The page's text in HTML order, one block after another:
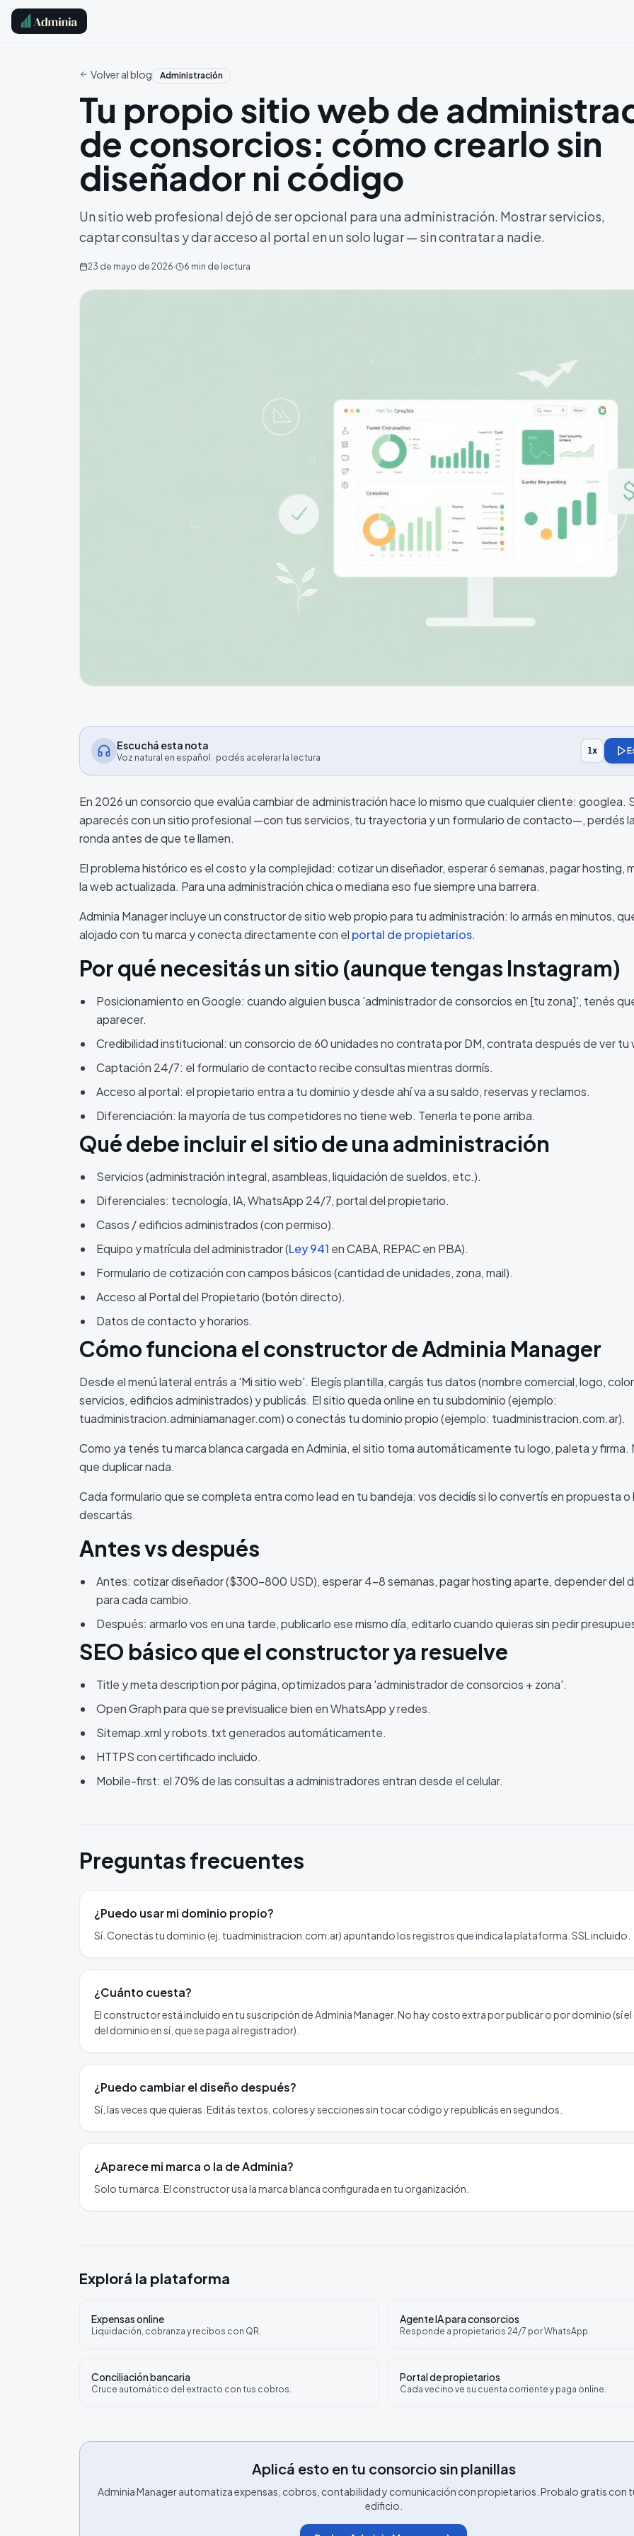
Volver al blog Administración
Tu propio sitio web de
de consorcios: cómo crearlo sin
diseñador ni código
Un sitio web profesional dejó de ser opcional para una administración. Mostrar servicios,
captar consultas y dar acceso al portal en un solo lugar — sin contratar a nadie.
23 de mayo de 2026· 6 min de lectura
Escuchá esta nota
Voz natural en español · podés acelerar la lectura
1x
En 2026 un consorcio que evalúa cambiar de administración hace lo mismo que cualquier cliente: googlea.
aparecés con un sitio profesional —con tus servicios, tu trayectoria y un formulario de contacto—, perdés
ronda antes de que te llamen.
El problema histórico es el costo y la complejidad: cotizar un diseñador, esperar 6 semanas, pagar hosting,
la web actualizada. Para una administración chica o mediana eso fue siempre una barrera.
Adminia Manager incluye un constructor de sitio web propio para tu administración: lo armás en minutos,
alojado con tu marca y conecta directamente con el portal de propietarios.
Por qué necesitás un sitio (aunque tengas Instagram)
Posicionamiento en Google: cuando alguien busca 'administrador de consorcios en [tu zona]', tenés
aparecer.
Credibilidad institucional: un consorcio de 60 unidades no contrata por DM, contrata después de ver tu
Captación 24/7: el formulario de contacto recibe consultas mientras dormís.
Acceso al portal: el propietario entra a tu dominio y desde ahí va a su saldo, reservas y reclamos.
Diferenciación: la mayoría de tus competidores no tiene web. Tenerla te pone arriba.
Qué debe incluir el sitio de una administración
Servicios (administración integral, asambleas, liquidación de sueldos, etc.).
Diferenciales: tecnología, IA, WhatsApp 24/7, portal del propietario.
Casos / edificios administrados (con permiso).
Equipo y matrícula del administrador (Ley 941 en CABA, REPAC en PBA).
Formulario de cotización con campos básicos (cantidad de unidades, zona, mail).
Acceso al Portal del Propietario (botón directo).
Datos de contacto y horarios.
Cómo funciona el constructor de Adminia Manager
Desde el menú lateral entrás a 'Mi sitio web'. Elegís plantilla, cargás tus datos (nombre comercial, logo,
servicios, edificios administrados) y publicás. El sitio queda online en tu subdominio (ejemplo:
tuadministracion.adminiamanager.com) o conectás tu dominio propio (ejemplo: tuadministracion.com.ar).
Como ya tenés tu marca blanca cargada en Adminia, el sitio toma automáticamente tu logo, paleta y firma.
que duplicar nada.
Cada formulario que se completa entra como lead en tu bandeja: vos decidís si lo convertís en propuesta o
descartás.
Antes vs después
Antes: cotizar diseñador ($300-800 USD), esperar 4-8 semanas, pagar hosting aparte, depender del
para cada cambio.
Después: armarlo vos en una tarde, publicarlo ese mismo día, editarlo cuando quieras sin pedir
SEO básico que el constructor ya resuelve
Title y meta description por página, optimizados para 'administrador de consorcios + zona'.
Open Graph para que se previsualice bien en WhatsApp y redes.
Sitemap.xml y robots.txt generados automáticamente.
HTTPS con certificado incluido.
Mobile-first: el 70% de las consultas a administradores entran desde el celular.
Preguntas frecuentes
¿Puedo usar mi dominio propio?
Sí. Conectás tu dominio (ej. tuadministracion.com.ar) apuntando los registros que indica la plataforma. SSL incluido.
¿Cuánto cuesta?
El constructor está incluido en tu suscripción de Adminia Manager. No hay costo extra por publicar o por dominio (sí
del dominio en sí, que se paga al registrador).
¿Puedo cambiar el diseño después?
Sí, las veces que quieras. Editás textos, colores y secciones sin tocar código y republicás en segundos.
¿Aparece mi marca o la de Adminia?
Solo tu marca. El constructor usa la marca blanca configurada en tu organización.
Explorá la plataforma
Expensas online
Liquidación, cobranza y recibos con QR.
Agente IA para consorcios
Responde a propietarios 24/7 por WhatsApp.
Conciliación bancaria
Cruce automático del extracto con tus cobros.
Portal de propietarios
Cada vecino ve su cuenta corriente y paga online.
Aplicá esto en tu consorcio sin planillas
Adminia Manager automatiza expensas, cobros, contabilidad y comunicación con propietarios. Probalo gratis con
edificio.